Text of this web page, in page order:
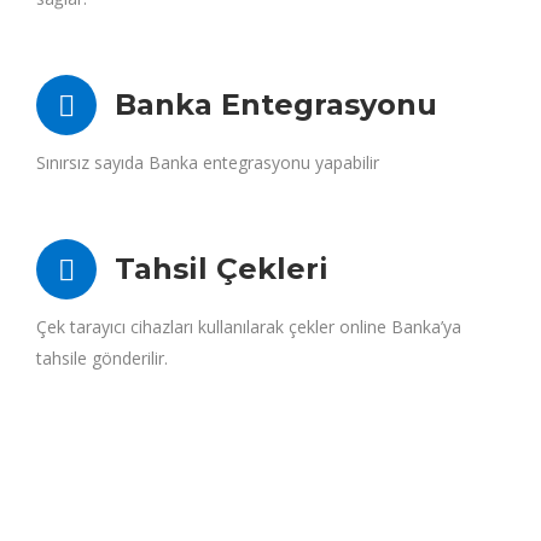
Banka Entegrasyonu
Sınırsız sayıda Banka entegrasyonu yapabilir
Tahsil Çekleri
Çek tarayıcı cihazları kullanılarak çekler online Banka’ya
tahsile gönderilir.